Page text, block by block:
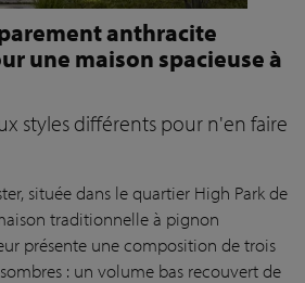
anthracite
une maison spacieuse à
styles différents pour n'en faire
située dans le quartier High Park de
traditionnelle à pignon
présente une composition de trois
: un volume bas recouvert de